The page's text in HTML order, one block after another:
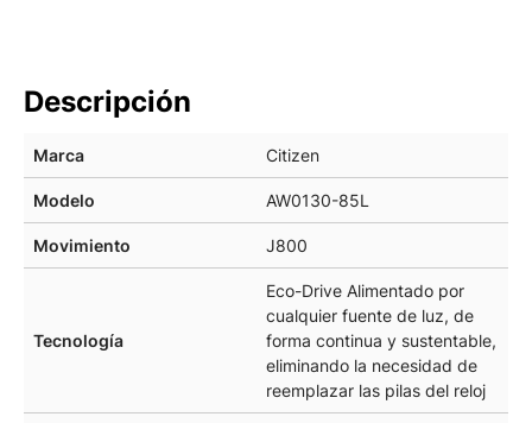
Descripción
Marca Citizen
Modelo AW0130-85L
Movimiento J800
Tecnología
Eco-Drive Alimentado por
cualquier fuente de luz, de
forma continua y sustentable,
eliminando la necesidad de
reemplazar las pilas del reloj